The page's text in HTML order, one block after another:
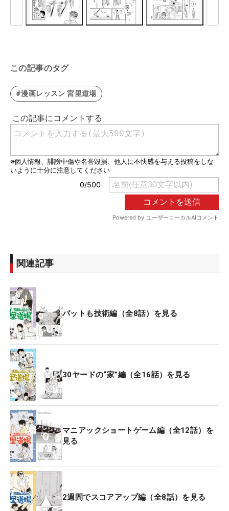
この記事のタグ
#漫画レッスン 宮里道場
関連記事
パットも技術編（全8話）を見る
30ヤードの“家”編（全16話）を見る
マニアックショートゲーム編（全12話）を
見る
2週間でスコアアップ編（全8話）を見る